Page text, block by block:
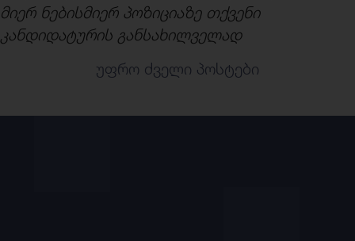
მიერ ნებისმიერ პოზიციაზე თქვენი
კანდიდატურის განსახილველად
უფრო ძველი პოსტები